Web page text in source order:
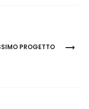
PROGETTO